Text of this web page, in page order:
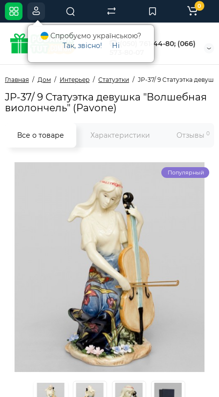
(050) 761-44-80; (066)
0
Главная Дом Интерьер Статуэтки JP-37/ 9 Статуэтка
JP-37/ 9 Статуэтка девушка "Волшебная
виолончель" (Pavone)
Все о товаре Характеристики Отзывы 0
Популярный
Спробуємо українською?
Так, звісно!
Ні